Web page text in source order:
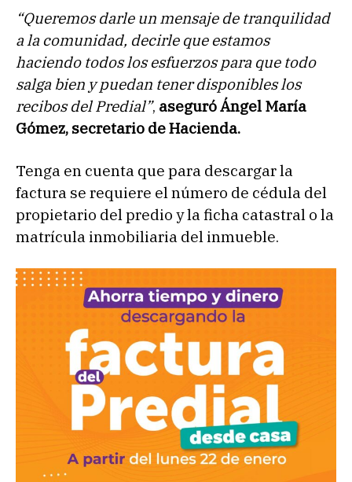
“Queremos darle un mensaje de tranquilidad
a la comunidad, decirle que estamos
haciendo todos los esfuerzos para que todo
salga bien y puedan tener disponibles los
recibos del Predial”, aseguró Ángel María
Gómez, secretario de Hacienda.
Tenga en cuenta que para descargar la
factura se requiere el número de cédula del
propietario del predio y la ficha catastral o la
matrícula inmobiliaria del inmueble.